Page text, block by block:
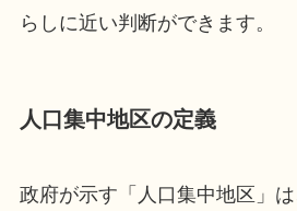
らしに近い判断ができます。
人口集中地区の定義
政府が示す「人口集中地区」